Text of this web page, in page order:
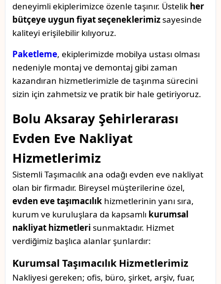
deneyimli ekiplerimizce özenle taşınır. Üstelik her
bütçeye uygun fiyat seçeneklerimizsayesinde
kaliteyi erişilebilir kılıyoruz.
Paketleme, ekiplerimizde mobilya ustası olması
nedeniyle montaj ve demontaj gibi zaman
kazandıran hizmetlerimizle de taşınma sürecini
sizin için zahmetsiz ve pratik bir hale getiriyoruz.
Bolu Aksaray Şehirlerarası
Evden Eve Nakliyat
Hizmetlerimiz
Sistemli Taşımacılık ana odağı evden eve nakliyat
olan bir firmadır. Bireysel müşterilerine özel,
evden eve taşımacılık hizmetlerinin yanı sıra,
kurum ve kuruluşlara da kapsamlı kurumsal
nakliyat hizmetleri sunmaktadır. Hizmet
verdiğimiz başlıca alanlar şunlardır:
Kurumsal Taşımacılık Hizmetlerimiz
Nakliyesi gereken; ofis, büro, şirket, arşiv, fuar,